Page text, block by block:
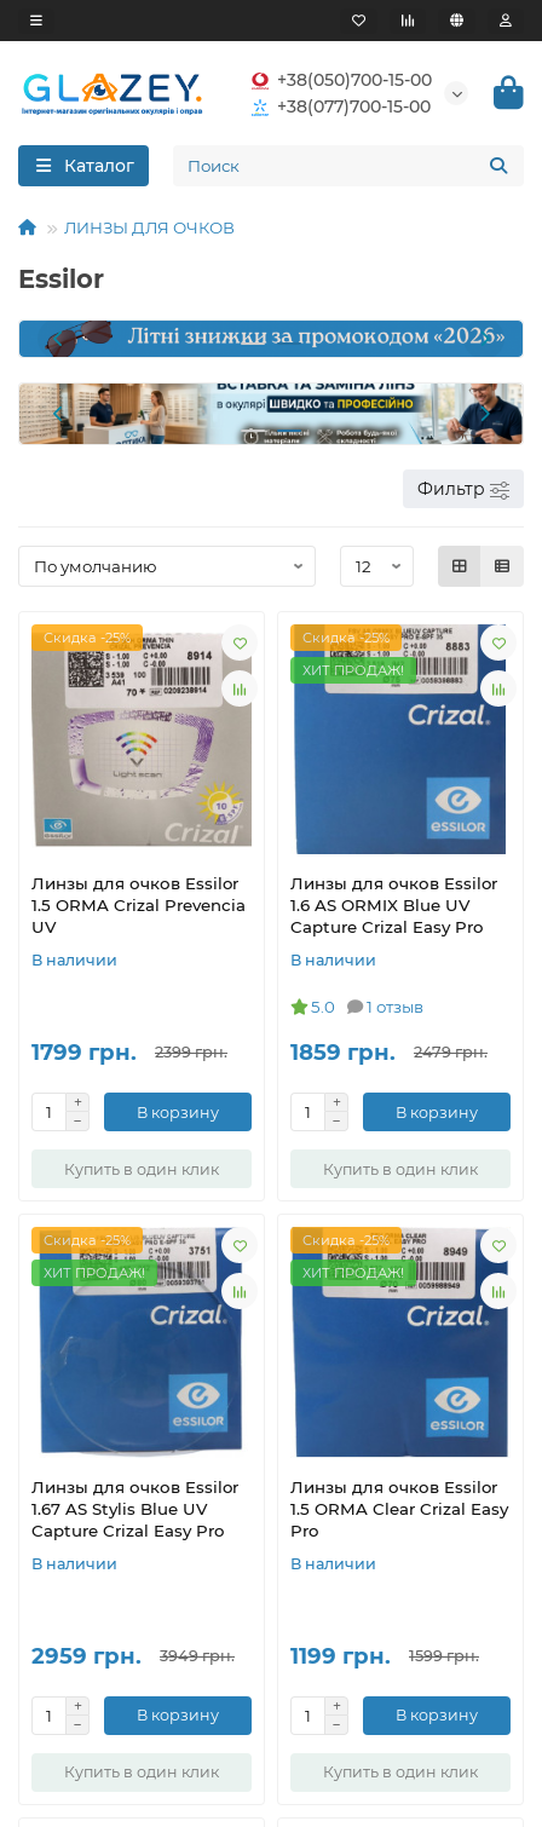
+38(050)700-15-00
+38(077)700-15-00
Каталог
ЛИНЗЫ ДЛЯ ОЧКОВ
Essilor
Фильтр
Скидка -25%
Линзы для очков Essilor
1.5 ORMA Crizal Prevencia
UV
В наличии
1799 грн. 2399 грн.
В корзину
Купить в один клик
Скидка -25%
ХИТ ПРОДАЖ!
Линзы для очков Essilor
1.6 AS ORMIX Blue UV
Capture Crizal Easy Pro
В наличии
5.0 1 отзыв
1859 грн. 2479 грн.
В корзину
Купить в один клик
Скидка -25%
ХИТ ПРОДАЖ!
Линзы для очков Essilor
1.67 AS Stylis Blue UV
Capture Crizal Easy Pro
В наличии
2959 грн. 3949 грн.
В корзину
Купить в один клик
Скидка -25%
ХИТ ПРОДАЖ!
Линзы для очков Essilor
1.5 ORMA Clear Crizal Easy
Pro
В наличии
1199 грн. 1599 грн.
В корзину
Купить в один клик